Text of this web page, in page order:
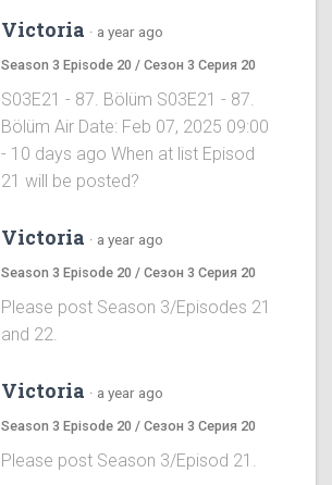
Victoria · a year ago
Season 3 Episode 20 / Сезон 3 Серия 20
S03E21 - 87. Bölüm S03E21 - 87.
Bölüm Air Date: Feb 07, 2025 09:00
- 10 days ago When at list Episod
21 will be posted?
Victoria · a year ago
Season 3 Episode 20 / Сезон 3 Серия 20
Please post Season 3/Episodes 21
and 22.
Victoria · a year ago
Season 3 Episode 20 / Сезон 3 Серия 20
Please post Season 3/Episod 21.